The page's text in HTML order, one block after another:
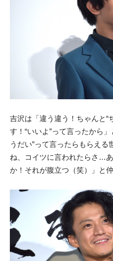
吉沢は「違う違う！ちゃんと“
す！“いいよ”って言ったから
うだい”って言ったらもらえ
ね、コイツに言われたらさ…
か！それが腹立つ（笑）」と